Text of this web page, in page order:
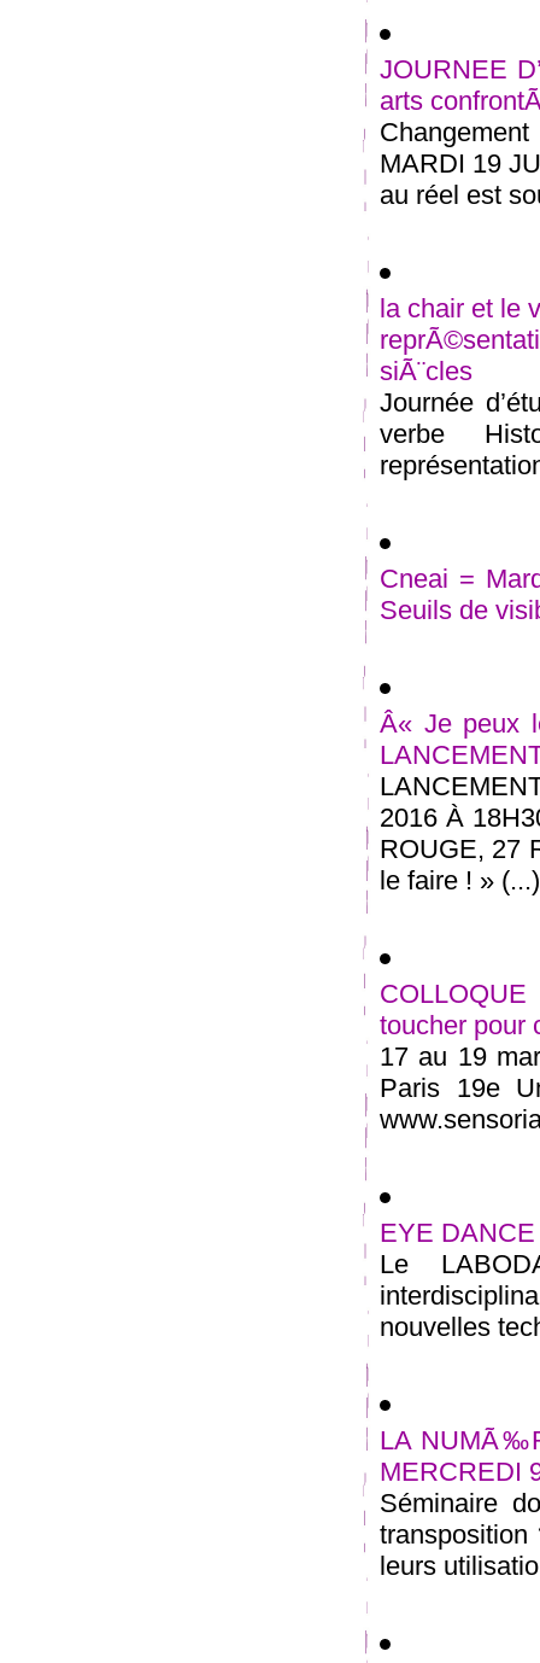
JOURNEE
arts
MARDI 19
au réel est
la chair et le
siÃ¨cles
Journée
verbe
Cneai =
Seuils de
Â« Je peux
2016 À
ROUGE, 27
le faire ! » (...)
toucher pour
17 au 19
Paris 19e
EYE DANCE
Le
nouvelles
LA
MERCREDI
Séminaire
transposition
leurs